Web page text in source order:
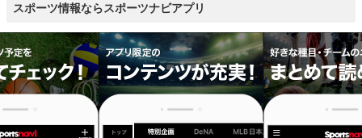
スポーツ情報ならスポーツナビアプリ